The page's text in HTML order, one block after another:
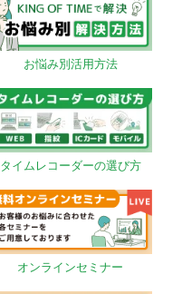
お悩み別活用方法
タイムレコーダーの選び方
オンラインセミナー